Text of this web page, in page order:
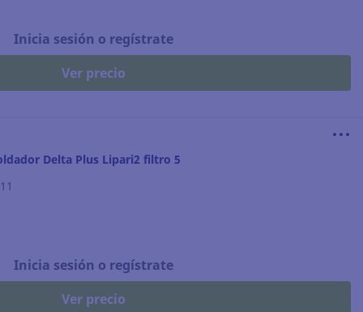
Inicia sesión o regístrate
Ver precio
Delta Plus Lipari2 filtro 5
Inicia sesión o regístrate
Ver precio